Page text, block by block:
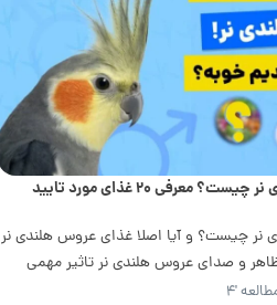
غذای عروس هلندی نر چیست؟ معرفی ۲۰ غذای مورد تایید
نر چیست؟ و آیا اصلا غذای عروس هلندی نر
ظاهر و صدای عروس هلندی نر تاثیر مهمی
'۴